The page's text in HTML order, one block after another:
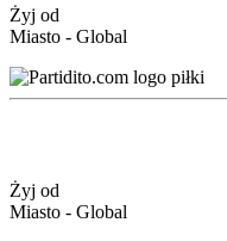
Żyj od
Miasto - Global
Żyj od
Miasto - Global